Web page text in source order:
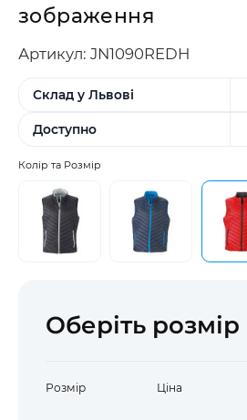
зображення
Артикул: JN1090REDH
Склад у Львові
Доступно
Колір та Розмір
Оберіть розмір
Розмір Ціна